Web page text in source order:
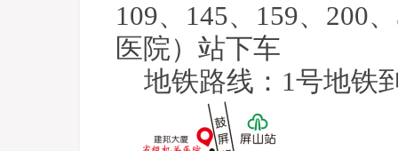
109、145、159、200
医院）站下车
地铁路线：1号地铁